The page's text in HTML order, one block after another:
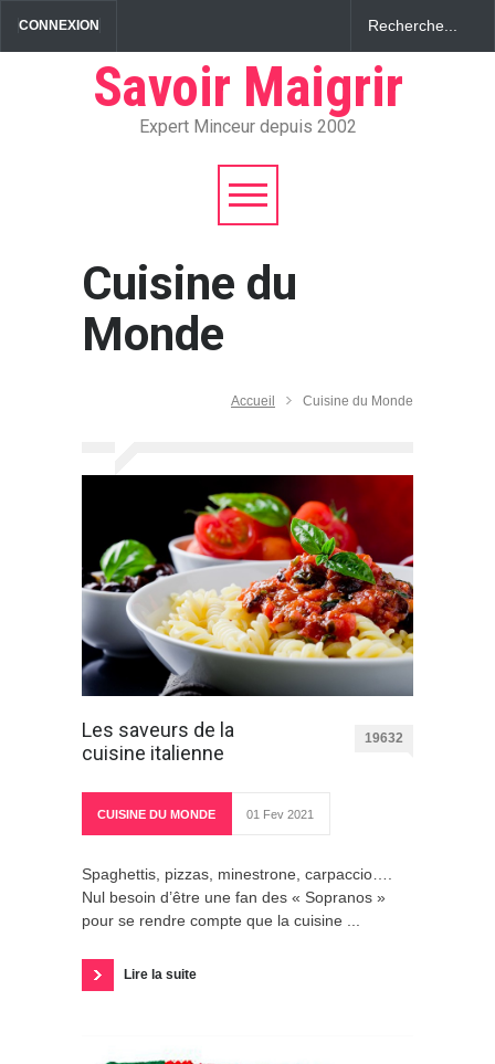
CONNEXION
Savoir Maigrir
Expert Minceur depuis 2002
Cuisine du
Monde
Accueil Cuisine du Monde
Les saveurs de la
cuisine italienne
19632
CUISINE DU MONDE 01 Fev 2021
Spaghettis, pizzas, minestrone, carpaccio….
Nul besoin d’être une fan des « Sopranos »
pour se rendre compte que la cuisine ...
Lire la suite